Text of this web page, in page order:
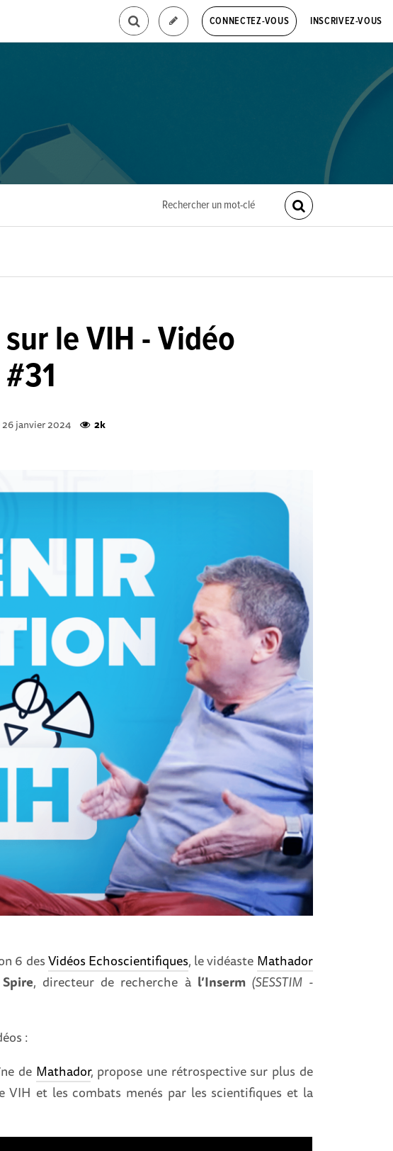
CONNECTEZ-VOUS INSCRIVEZ-VOUS
le VIH - Vidéo
26 janvier 2024 2k
6 desVidéos Echoscientifiques, le vidéaste Mathador
, directeur de recherche à l’Inserm (SESSTIM -
:
de Mathador, propose une rétrospective sur plus de
VIH et les combats menés par les scientifiques et la